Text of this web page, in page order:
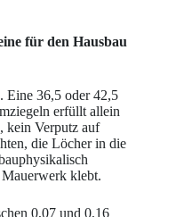
für den Hausbau
Eine 36,5 oder 42,5
erfüllt allein
Verputz auf
die Löcher in die
klebt.
0,07 und 0,16